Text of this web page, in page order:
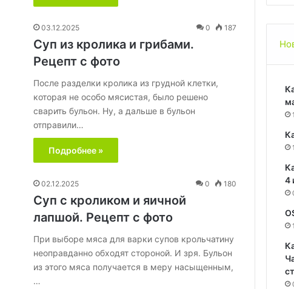
03.12.2025 0 187
Суп из кролика и грибами.
Рецепт с фото
После разделки кролика из грудной клетки,
которая не особо мясистая, было решено
сварить бульон. Ну, а дальше в бульон
отправили…
Подробнее »
02.12.2025 0 180
Суп с кроликом и яичной
лапшой. Рецепт с фото
При выборе мяса для варки супов крольчатину
неоправданно обходят стороной. И зря. Бульон
из этого мяса получается в меру насыщенным,
…
4